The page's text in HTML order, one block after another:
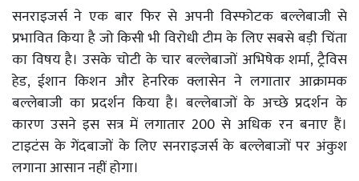
सनराइजर्स ने एक बार फिर से अपनी विस्फोटक बल्लेबाजी से
प्रभावित किया है जो किसी भी विरोधी टीम के लिए सबसे बड़ी चिंता
का विषय है। उसके चोटी के चार बल्लेबाजों अभिषेक शर्मा, ट्रैविस
हेड, ईशान किशन और हेनरिक क्लासेन ने लगातार आक्रामक
बल्लेबाजी का प्रदर्शन किया है। बल्लेबाजों के अच्छे प्रदर्शन के
कारण उसने इस सत्र में लगातार 200 से अधिक रन बनाए हैं।
टाइटंस के गेंदबाजों के लिए सनराइजर्स के बल्लेबाजों पर अंकुश
लगाना आसान नहीं होगा।